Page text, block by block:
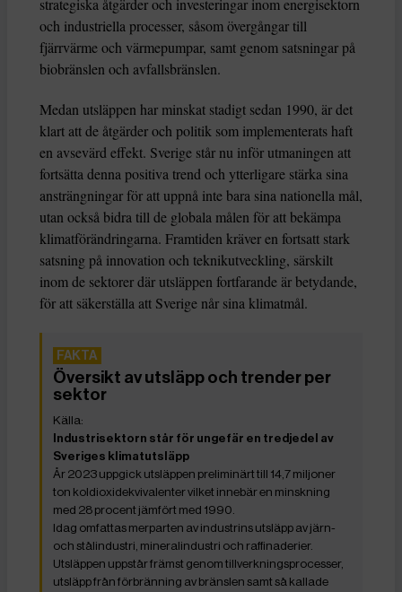
strategiska åtgärder och investeringar inom energisektorn
och industriella processer, såsom övergångar till
fjärrvärme och värmepumpar, samt genom satsningar på
biobränslen och avfallsbränslen.
Medan utsläppen har minskat stadigt sedan 1990, är det
klart att de åtgärder och politik som implementerats haft
en avsevärd effekt. Sverige står nu inför utmaningen att
fortsätta denna positiva trend och ytterligare stärka sina
ansträngningar för att uppnå inte bara sina nationella mål,
utan också bidra till de globala målen för att bekämpa
klimatförändringarna. Framtiden kräver en fortsatt stark
satsning på innovation och teknikutveckling, särskilt
inom de sektorer där utsläppen fortfarande är betydande,
för att säkerställa att Sverige når sina klimatmål.
Översikt av utsläpp och trender per
sektor
Industrisektorn står för ungefär en tredjedel av
Sveriges klimatutsläpp
År 2023 uppgick utsläppen preliminärt till 14,7 miljoner
ton koldioxidekvivalenter vilket innebär en minskning
med 28 procent jämfört med 1990.
Idag omfattas merparten av industrins utsläpp av järn-
och stålindustri, mineralindustri och raffinaderier.
Utsläppen uppstår främst genom tillverkningsprocesser,
utsläpp från förbränning av bränslen samt så kallade